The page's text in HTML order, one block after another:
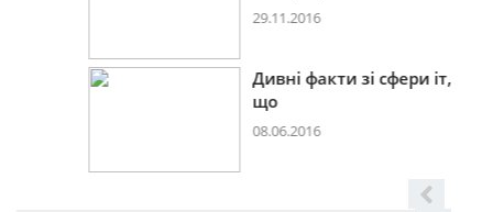
Дивні факти зі сфери іт,